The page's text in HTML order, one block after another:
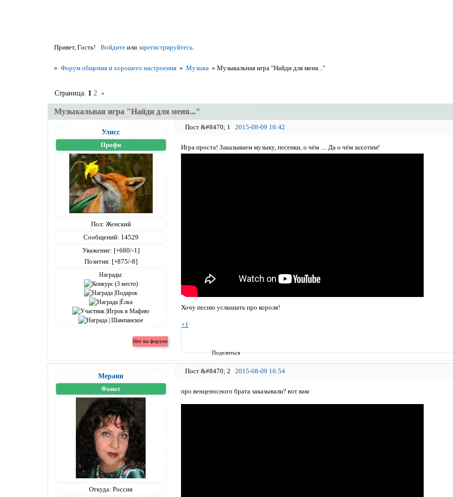
Привет, Гость! Войдитеили зарегистрируйтесь.
» Форум общения и хорошего настроения » Музыка »Музыкальная игра "Найди для меня..."
Музыкальная игра "Найди для меня..."
Страница: 1 2 »
Поделиться
1 2015-08-09 16:42
Улисс
Профи
Пол: Женский
Сообщений: 14529
Уважение: [+680/-1]
Позитив: [+875/-8]
Награды:
Игра проста! Заказываем музыку, песенки, о чём .... Да о чём захотим!
Хочу песню услышать про короля!
+1
2 2015-08-09 16:54
Мерани
Фанат
Откуда: Россия
про венценосного брата заказывали? вот вам